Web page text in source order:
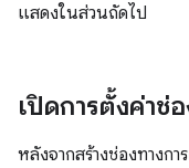
แสดงในส่วนถัดไป
เปิดการตั้งค่าช่
หลังจากสร้างช่องทาง